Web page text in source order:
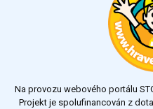
Výsledky
Na provozu webového portálu
Projekt je spolufinancován z